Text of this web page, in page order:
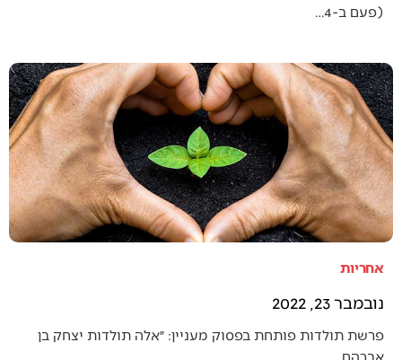
(פעם ב-4…
אחריות
נובמבר 23, 2022
פרשת תולדות פותחת בפסוק מעניין: ״אלה תולדות יצחק בן
אברהם,…